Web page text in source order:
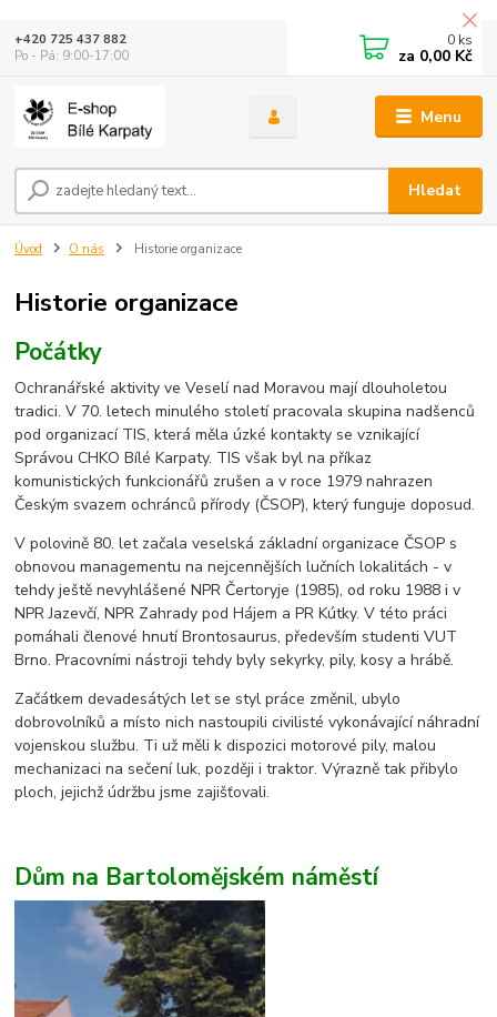
Menu
Hledat
+420 725 437 882
Po - Pá: 9:00-17:00
0 ks
za 0,00 Kč
Úvod O nás Historie organizace
Historie organizace
Počátky
Ochranářské aktivity ve Veselí nad Moravou mají dlouholetou
tradici. V 70. letech minulého století pracovala skupina nadšenců
pod organizací TIS, která měla úzké kontakty se vznikající
Správou CHKO Bílé Karpaty. TIS však byl na příkaz
komunistických funkcionářů zrušen a v roce 1979 nahrazen
Českým svazem ochránců přírody (ČSOP), který funguje doposud.
V polovině 80. let začala veselská základní organizace ČSOP s
obnovou managementu na nejcennějších lučních lokalitách - v
tehdy ještě nevyhlášené NPR Čertoryje (1985), od roku 1988 i v
NPR Jazevčí, NPR Zahrady pod Hájem a PR Kútky. V této práci
pomáhali členové hnutí Brontosaurus, především studenti VUT
Brno. Pracovními nástroji tehdy byly sekyrky, pily, kosy a hrábě.
Začátkem devadesátých let se styl práce změnil, ubylo
dobrovolníků a místo nich nastoupili civilisté vykonávající náhradní
vojenskou službu. Ti už měli k dispozici motorové pily, malou
mechanizaci na sečení luk, později i traktor. Výrazně tak přibylo
ploch, jejichž údržbu jsme zajišťovali.
Dům na Bartolomějském náměstí